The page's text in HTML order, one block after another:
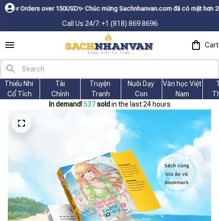
150USDㅤ✨Chúc mừng Sachnhanvan.com đã có mặt hơn 200 quốc gia
Call Us 24/7: +1 (818) 869 8696
Cart
Thiếu Nhi
Cổ Tích
Tài
Chính
Truyện
Tranh
Nuôi Dạy
Con
Văn học Việt
Nam
In demand! 539 sold in the last 24 hours